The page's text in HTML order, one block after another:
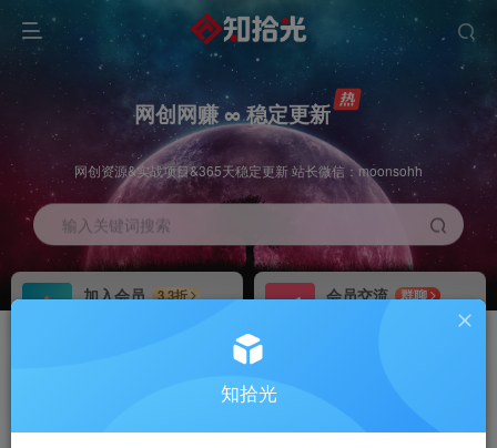
网创网赚 ∞ 稳定更新
网创资源&实战项目&365天稳定更新 站长微信：moonsohh
输入关键词搜索
加入会员
3.3折
会员交流
群聊
知拾光